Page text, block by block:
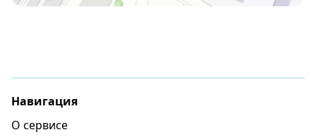
Навигация
О сервисе